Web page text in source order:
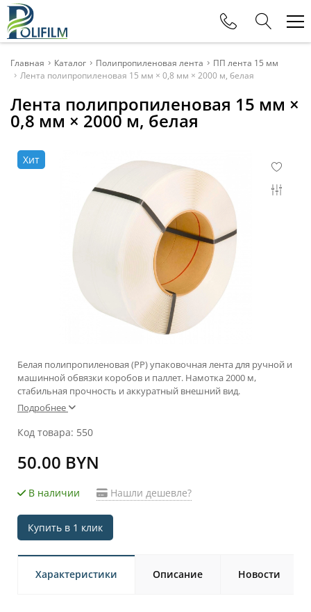
Телефоны
Офис
Отдел продаж
+375 (29) 115-80-11
+375 (29) 625-32-15
Главная Каталог Полипропиленовая лента
ПП лента 15 мм
Лента полипропиленовая 15 мм × 0,8 мм × 2000 м, белая
Лента полипропиленовая 15 мм ×
0,8 мм × 2000 м, белая
Хит
Белая полипропиленовая (PP) упаковочная лента для ручной и
машинной обвязки коробов и паллет. Намотка 2000 м,
стабильная прочность и аккуратный внешний вид.
Подробнее
Код товара: 550
50.00 BYN
В наличии Нашли дешевле?
Купить в 1 клик
Характеристики Описание Новости